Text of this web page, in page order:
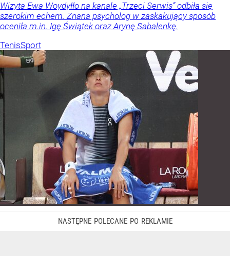
Wizyta Ewa Woydyłło na kanale „Trzeci Serwis” odbiła się
szerokim echem. Znana psycholog w zaskakujący sposób
oceniła m.in. Igę Świątek oraz Arynę Sabalenkę.
TenisSport